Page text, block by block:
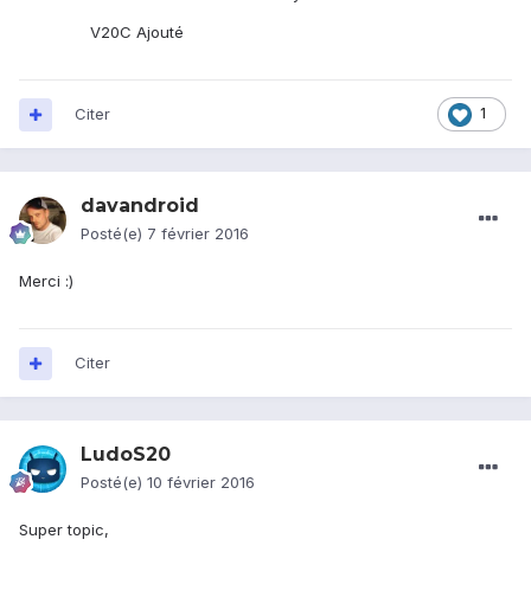
V20C Ajouté
1
Citer
davandroid
Posté(e) 7 février 2016
Merci :)
Citer
LudoS20
Posté(e) 10 février 2016
Super topic,